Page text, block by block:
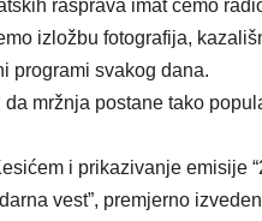
rasprava imat ćemo
izložbu fotografija,
programi svakog dana.
mržnja postane tako
i prikazivanje emisije
vest”, premjerno